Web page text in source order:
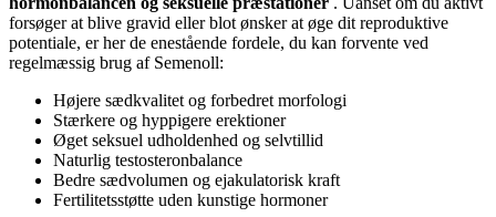
forsøger at blive gravid eller blot ønsker at øge dit reproduktive
potentiale, er her de enestående fordele, du kan forvente ved
regelmæssig brug af Semenoll:
Højere sædkvalitet og forbedret morfologi
Stærkere og hyppigere erektioner
Øget seksuel udholdenhed og selvtillid
Naturlig testosteronbalance
Bedre sædvolumen og ejakulatorisk kraft
Fertilitetsstøtte uden kunstige hormoner